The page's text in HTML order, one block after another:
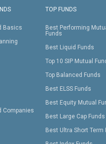
Basics
Companies
TOP FUNDS
Best Performing
Funds
Best Liquid Funds
Top 10 SIP Mutual
Top Balanced Funds
Best ELSS Funds
Best Equity Mutual
Best Large Cap Funds
Best Ultra Short Term